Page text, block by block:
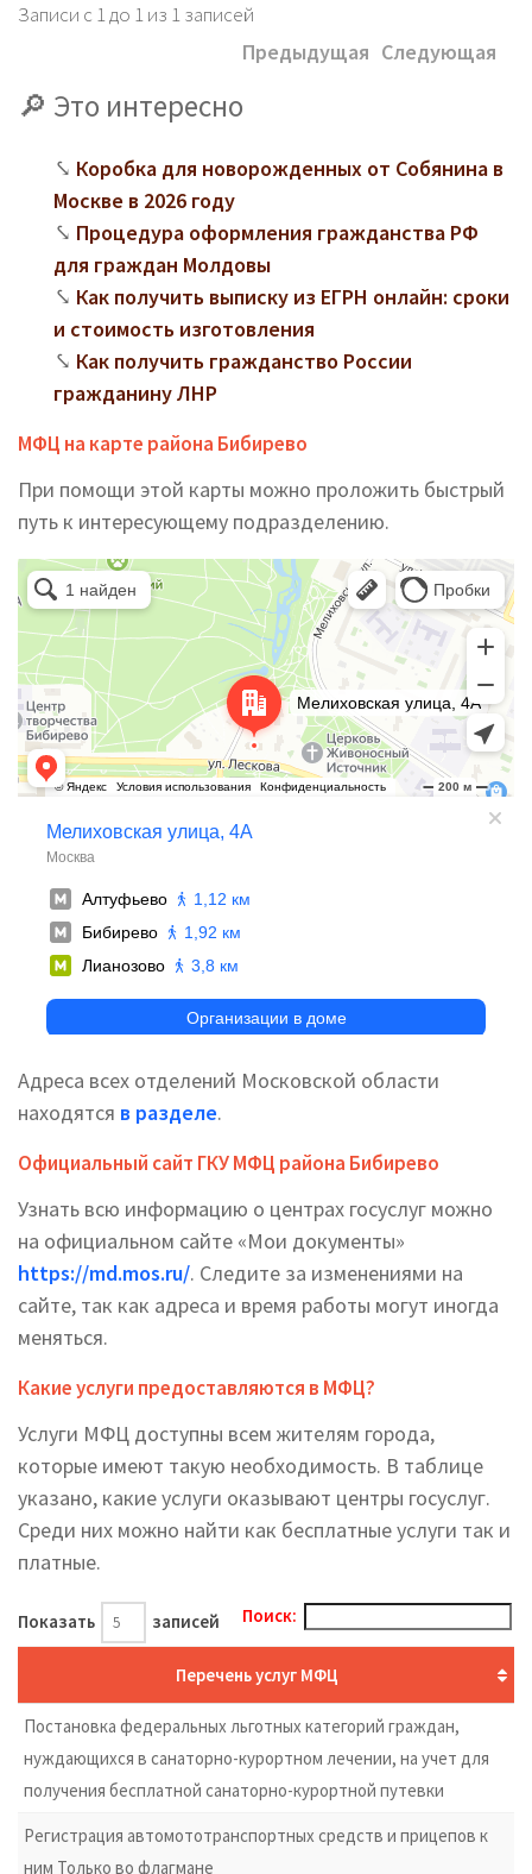
Записи с 1 до 1 из 1 записей
Предыдущая Следующая
Это интересно
Коробка для новорожденных от Собянина в
Москве в 2026 году
Процедура оформления гражданства РФ
для граждан Молдовы
Как получить выписку из ЕГРН онлайн: сроки
и стоимость изготовления
Как получить гражданство России
гражданину ЛНР
МФЦ на карте района Бибирево
При помощи этой карты можно проложить быстрый
путь к интересующему подразделению.
Адреса всех отделений Московской области
находятся в разделе.
Официальный сайт ГКУ МФЦ района Бибирево
Узнать всю информацию о центрах госуслуг можно
на официальном сайте «Мои документы»
https://md.mos.ru/. Следите за изменениями на
сайте, так как адреса и время работы могут иногда
меняться.
Какие услуги предоставляются в МФЦ?
Услуги МФЦ доступны всем жителям города,
которые имеют такую необходимость. В таблице
указано, какие услуги оказывают центры госуслуг.
Среди них можно найти как бесплатные услуги так и
платные.
Показать записей Поиск:
Перечень услуг МФЦ
Постановка федеральных льготных категорий граждан,
нуждающихся в санаторно-курортном лечении, на учет для
получения бесплатной санаторно-курортной путевки
Регистрация автомототранспортных средств и прицепов к
ним Только во флагмане